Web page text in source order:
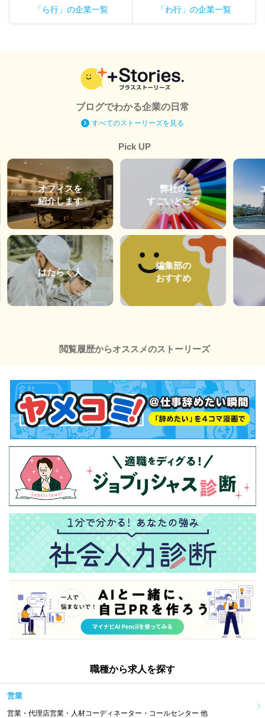
「ら行」の企業一覧 「わ行」の企業一覧
ブログでわかる企業の日常
すべてのストーリーズを見る
Pick UP
オフィスを
紹介します
はたらく人
弊社の
すごいところ
編集部の
おすすめ
閲覧履歴からオススメのストーリーズ
職種から求人を探す
営業
営業・代理店営業・人材コーディネーター・コールセンター 他